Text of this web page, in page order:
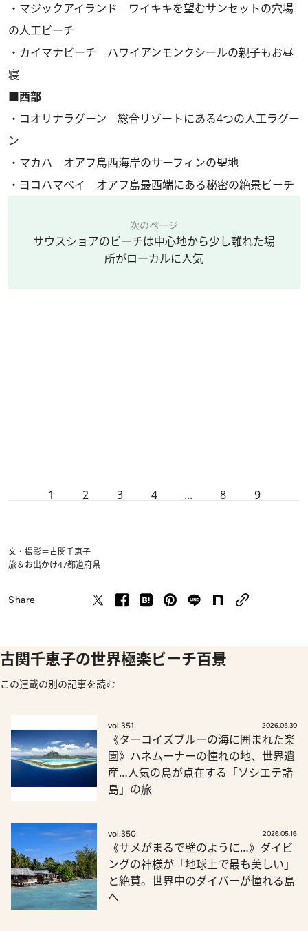
・マジックアイランド ワイキキを望むサンセットの穴場
の人工ビーチ
・カイマナビーチ ハワイアンモンクシールの親子もお昼
寝
■西部
・コオリナラグーン 総合リゾートにある4つの人工ラグー
ン
・マカハ オアフ島西海岸のサーフィンの聖地
・ヨコハマベイ オアフ島最西端にある秘密の絶景ビーチ
次のページ
サウスショアのビーチは中心地から少し離れた場
所がローカルに人気
1 2 3 4 ... 8 9
文・撮影＝古関千恵子
旅＆お出かけ47都道府県
Share
古関千恵子の世界極楽ビーチ百景
この連載の別の記事を読む
vol.351 2026.05.30
《ターコイズブルーの海に囲まれた楽
園》ハネムーナーの憧れの地、世界遺
産…人気の島が点在する「ソシエテ諸
島」の旅
vol.350 2026.05.16
《サメがまるで壁のように…》ダイビ
ングの神様が「地球上で最も美しい」
と絶賛。世界中のダイバーが憧れる島
へ